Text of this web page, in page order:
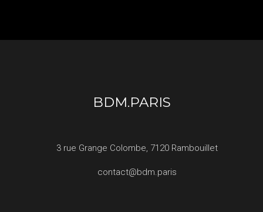
BDM.PARIS
3 rue Grange Colombe, 7120 Rambouillet
contact@bdm.paris